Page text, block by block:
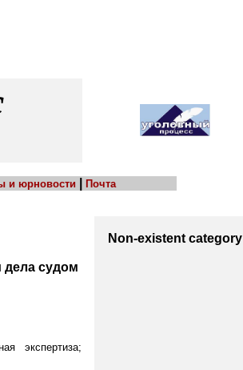
и юрновости Почта
дела судом
экспертиза;
Non-existent category